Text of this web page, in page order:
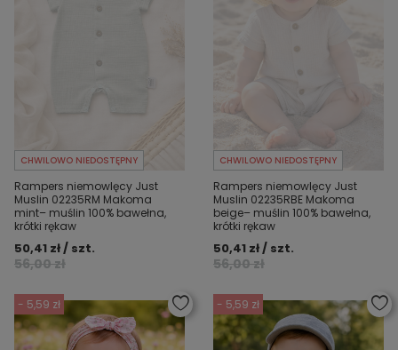
CHWILOWO NIEDOSTĘPNY
Rampers niemowlęcy Just
Muslin 02235RM Makoma
mint– muślin 100% bawełna,
krótki rękaw
56,00 zł
50,41 zł / szt.
CHWILOWO NIEDOSTĘPNY
Rampers niemowlęcy Just
Muslin 02235RBE Makoma
beige– muślin 100% bawełna,
krótki rękaw
56,00 zł
50,41 zł / szt.
- 5,59 zł - 5,59 zł